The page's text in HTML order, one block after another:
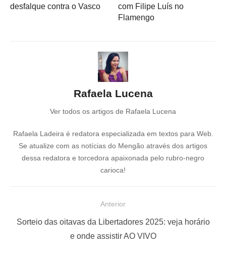
desfalque contra o Vasco
com Filipe Luís no
Flamengo
Rafaela Lucena
Ver todos os artigos de Rafaela Lucena
Rafaela Ladeira é redatora especializada em textos para Web.
Se atualize com as notícias do Mengão através dos artigos
dessa redatora e torcedora apaixonada pelo rubro-negro
carioca!
Anterior
P
Sorteio das oitavas da Libertadores 2025: veja horário
e onde assistir AO VIVO